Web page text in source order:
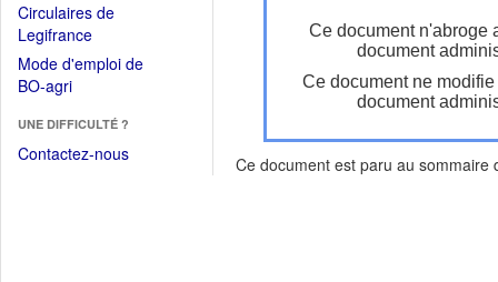
Circulaires de
Legifrance(Ouvrir
dans
une
fenêtre)
Mode d'emploi de
BO-agri(Ouvrir
une
nouvelle
UNE DIFFICULTÉ ?
Contactez-nous
Ce document n'abroge
document
Ce document ne
document
Ce document est paru au sommaire